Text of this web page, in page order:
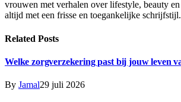
vrouwen met verhalen over lifestyle, beauty
altijd met een frisse en toegankelijke schrijfstijl.
Related Posts
Welke zorgverzekering past bij jouw leven
By Jamal29 juli 2026